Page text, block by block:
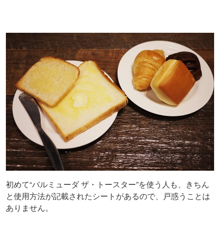
初めて“バルミューダ ザ・トースター”を使う人も、きちん
と使用方法が記載されたシートがあるので、戸惑うことは
ありません。